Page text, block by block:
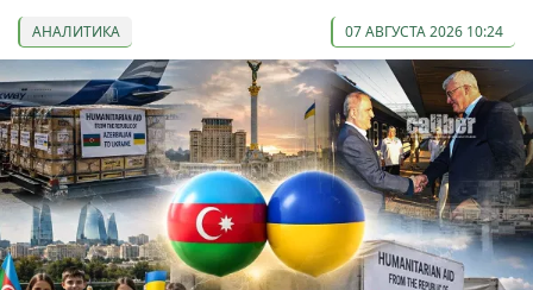
АНАЛИТИКА 07 АВГУСТА 2026 10:24